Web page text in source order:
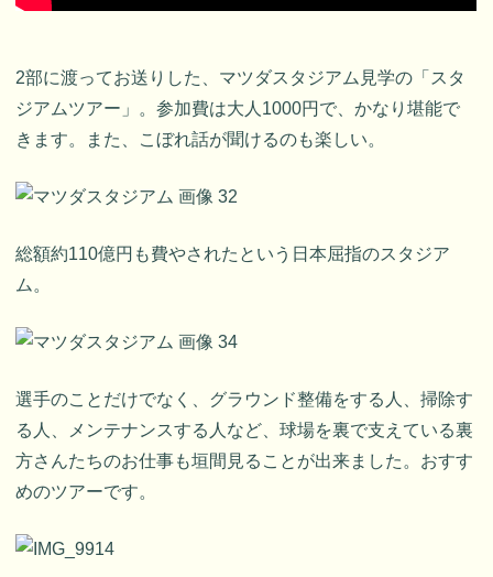
2部に渡ってお送りした、マツダスタジアム見学の「スタ
ジアムツアー」。参加費は大人1000円で、かなり堪能で
きます。また、こぼれ話が聞けるのも楽しい。
総額約110億円も費やされたという日本屈指のスタジア
ム。
選手のことだけでなく、グラウンド整備をする人、掃除す
る人、メンテナンスする人など、球場を裏で支えている裏
方さんたちのお仕事も垣間見ることが出来ました。おすす
めのツアーです。